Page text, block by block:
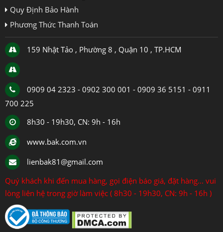
Quy Định Bảo Hành
Phương Thức Thanh Toán
159 Nhật Tảo , Phường 8 , Quận 10 , TP.HCM
0909 04 2323 - 0902 300 001 - 0909 36 5151 - 0911
700 225
8h30 - 19h30, CN: 9h - 16h
www.bak.com.vn
lienbak81@gmail.com
Quý khách khi đến mua hàng, gọi điện báo giá, đặt hàng... vui
lòng liên hệ trong giờ làm việc ( 8h30 - 19h30, CN: 9h - 16h )